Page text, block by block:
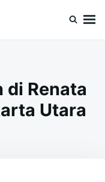
di Renata
Utara